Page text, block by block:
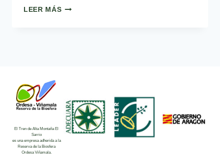
LEER MÁSRUTA
El Tren de Alta Montaña El
Sarrio
es una empresa adherida a la
Reserva de la Biosfera
Ordesa Viñamala.